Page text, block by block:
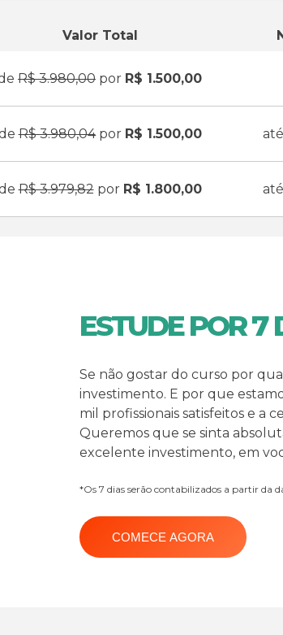
Valor Total
R$ 3.980,00 por R$ 1.500,00
R$ 3.980,04por R$ 1.500,00
R$ 3.979,82por R$ 1.800,00
ESTUDE POR 7
Se não gostar do curso por
investimento. E por que
mil profissionais satisfeitos e a
Queremos que se sinta
excelente investimento, em
*Os 7 dias serão contabilizados a partir da
COMECE AGORA